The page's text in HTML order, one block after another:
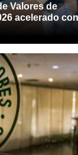
Valores de
acelerado con